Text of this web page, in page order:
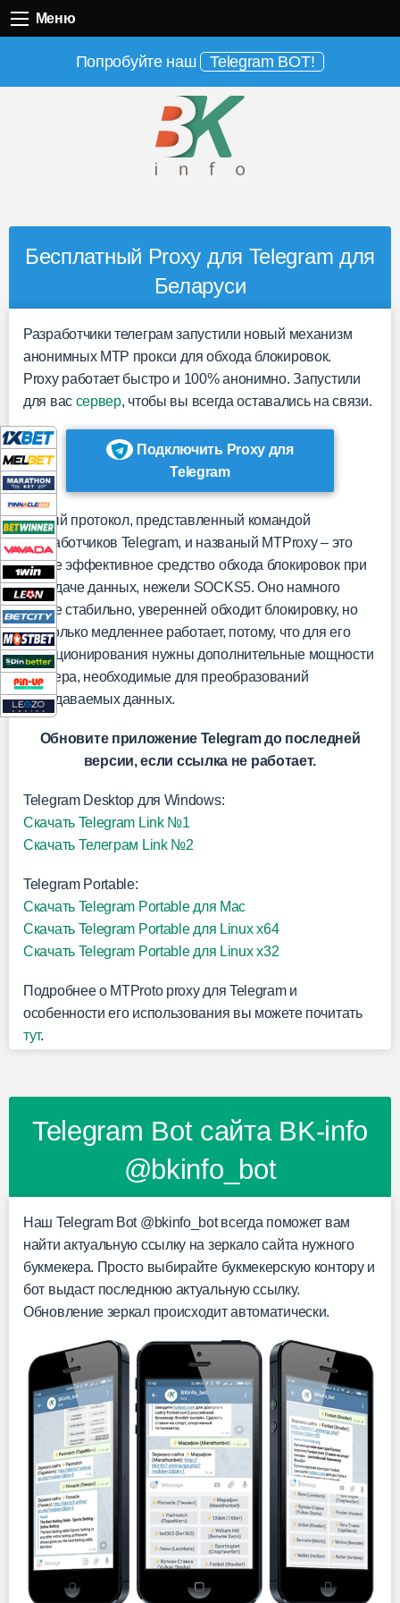
Меню
Попробуйте наш Telegram BOT!
Бесплатный Proxy для Telegram для
Беларуси
Разработчики телеграм запустили новый механизм
анонимных MTP прокси для обхода блокировок.
Proxy работает быстро и 100% анонимно. Запустили
для вас сервер, чтобы вы всегда оставались на связи.
Подключить Proxy для
Telegram
Новый протокол, представленный командой
разработчиков Telegram, и названый MTProxy – это
более эффективное средство обхода блокировок при
передаче данных, нежели SOCKS5. Оно намного
более стабильно, уверенней обходит блокировку, но
несколько медленнее работает, потому, что для его
функционирования нужны дополнительные мощности
сервера, необходимые для преобразований
передаваемых данных.
Обновите приложение Telegram до последней
версии, если ссылка не работает.
Telegram Desktop для Windows:
Скачать Telegram Link №1
Скачать Телеграм Link №2
Telegram Portable:
Скачать Telegram Portable для Mac
Скачать Telegram Portable для Linux x64
Скачать Telegram Portable для Linux x32
Подробнее о MTProto proxy для Telegram и
особенности его использования вы можете почитать
тут.
Telegram Bot сайта BK-info
@bkinfo_bot
Наш Telegram Bot @bkinfo_bot всегда поможет вам
найти актуальную ссылку на зеркало сайта нужного
букмекера. Просто выбирайте букмекерскую контору и
бот выдаст последнюю актуальную ссылку.
Обновление зеркал происходит автоматически.